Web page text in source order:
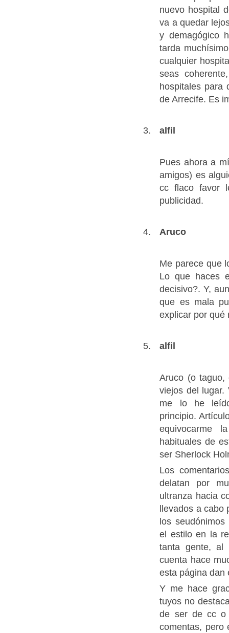
nuevo hospital
va a quedar
y demagógico
tarda
cualquier
seas
hospitales para
de Arrecife. Es
alfil
Pues ahora a
amigos) es
cc flaco favor
publicidad.
Aruco
Me parece que
Lo que haces
decisivo?. Y,
que es mala
explicar por qué
alfil
Aruco (o
viejos del
me lo he
principio.
equivocarme
habituales de
ser Sherlock
Los
delatan por
ultranza hacia
llevados a cabo
los seudónimos
el estilo en la
tanta gente, al
cuenta hace
esta página dan
Y me hace
tuyos no
de ser de cc o
comentas, pero